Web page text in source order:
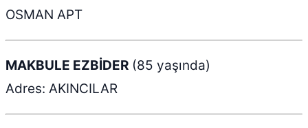
OSMAN APT
MAKBULE EZBİDER (85 yaşında)
Adres: AKINCILAR